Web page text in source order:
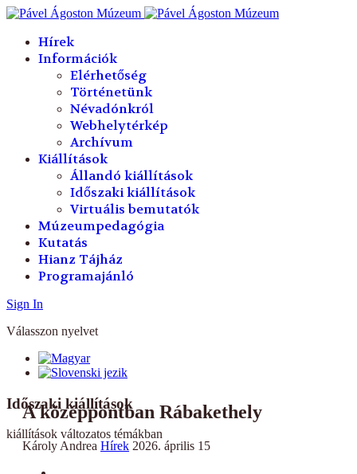
Hírek
Információk
Elérhetőség
Történetünk
Névadónkról
Webhelytérkép
Archívum
Kiállítások
Állandó kiállítások
Időszaki kiállítások
Virtuális bemutatók
Múzeumpedagógia
Kutatás
Hianz Tájház
Programajánló
Sign In
Válasszon nyelvet
Időszaki kiállítások
kiállítások változatos témákban
A középpontban Rábakethely
Károly Andrea Hírek 2026. április 15
év
hónap
év
hónap